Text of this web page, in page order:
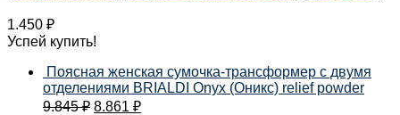
1.450 ₽
Успей купить!
Поясная женская сумочка-трансформер с двумя
отделениями BRIALDI Onyx (Оникс) relief powder
9.845₽ 8.861 ₽